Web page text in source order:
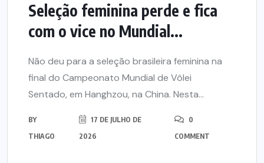
Seleção feminina perde e fica
com o vice no Mundial...
Não deu para a seleção brasileira feminina na
final do Campeonato Mundial de Vôlei
Sentado, em Hanghzou, na China. Nesta...
BY
THIAGO
17 DE JULHO DE
2026
0
COMMENT